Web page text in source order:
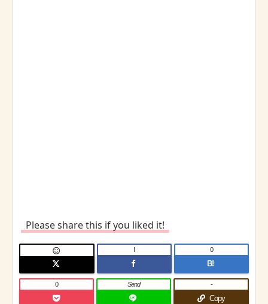
Please share this if you liked it!
 !
B!
0
0 Send
Copy
-